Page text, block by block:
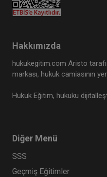
Kişiler Hukuku - IV.
360 TL
Hakkımızda
hukukegitim.com Aristo
markası, hukuk camiasının
Hukuk Eğitim, hukuku
Diğer Menü
SSS
Geçmiş Eğitimler